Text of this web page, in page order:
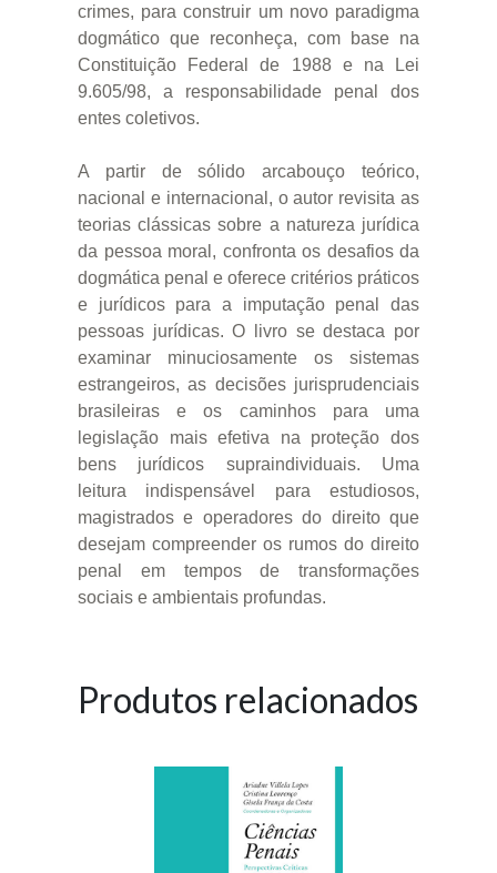
crimes, para construir um novo paradigma
dogmático que reconheça, com base na
Constituição Federal de 1988 e na Lei
9.605/98, a responsabilidade penal dos
entes coletivos.
A partir de sólido arcabouço teórico,
nacional e internacional, o autor revisita as
teorias clássicas sobre a natureza jurídica
da pessoa moral, confronta os desafios da
dogmática penal e oferece critérios práticos
e jurídicos para a imputação penal das
pessoas jurídicas. O livro se destaca por
examinar minuciosamente os sistemas
estrangeiros, as decisões jurisprudenciais
brasileiras e os caminhos para uma
legislação mais efetiva na proteção dos
bens jurídicos supraindividuais. Uma
leitura indispensável para estudiosos,
magistrados e operadores do direito que
desejam compreender os rumos do direito
penal em tempos de transformações
sociais e ambientais profundas.
Produtos relacionados